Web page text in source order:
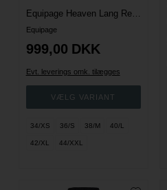
Equipage Heaven Lang Regnjakke - Navy
Equipage
999,00 DKK
Evt. leverings omk. tilægges
34/XS 36/S 38/M 40/L
42/XL 44/XXL